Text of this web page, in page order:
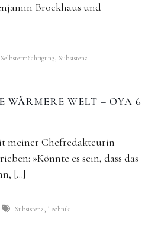
Brockhaus und
Selbstermächtigung, Subsistenz
WÄRMERE WELT – OYA 6
meiner Chefredakteurin
»Könnte es sein, dass das
[…]
Subsistenz, Technik